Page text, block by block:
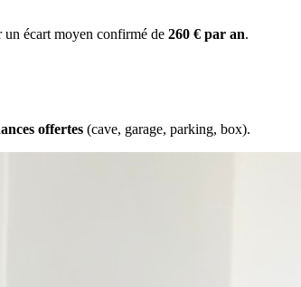
un écart moyen confirmé de 260 € par an.
offertes (cave, garage, parking, box).